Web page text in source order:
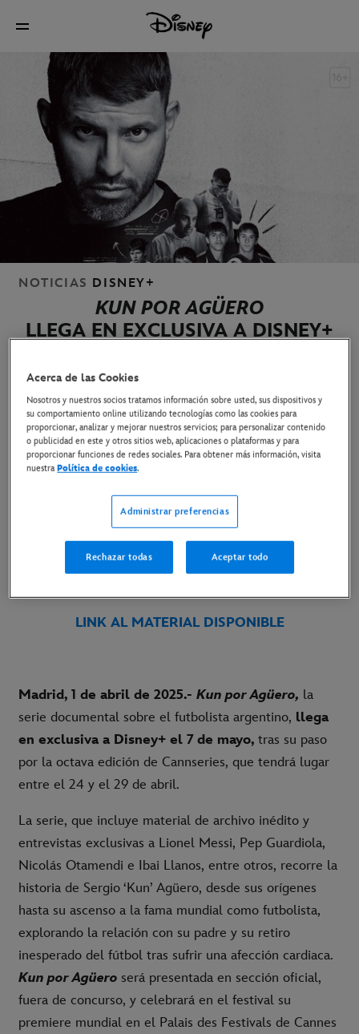
NOTICIAS DISNEY+
KUN POR AGÜERO
LLEGA EN EXCLUSIVA A DISNEY+
Copiar Artículo
y recorre la historia de Sergio 'Kun' Agüero,
tendrá su estreno mundial en Canneseries, como
parte de la sección oficial
LINK AL MATERIAL DISPONIBLE
Madrid, 1 de abril de 2025.- Kun por Agüero, la
serie documental sobre el futbolista argentino, llega
en exclusiva a Disney+ el 7 de mayo, tras su paso
por la octava edición de Cannseries, que tendrá lugar
entre el 24 y el 29 de abril.
La serie, que incluye material de archivo inédito y
entrevistas exclusivas a Lionel Messi, Pep Guardiola,
Nicolás Otamendi e Ibai Llanos, entre otros, recorre la
historia de Sergio ‘Kun’ Agüero, desde sus orígenes
hasta su ascenso a la fama mundial como futbolista,
explorando la relación con su padre y su retiro
inesperado del fútbol tras sufrir una afección cardiaca.
Kun por Agüero será presentada en sección oficial,
fuera de concurso, y celebrará en el festival su
premiere mundial en el Palais des Festivals de Cannes
Acerca de las Cookies
Nosotros y nuestros socios tratamos información sobre usted, sus dispositivos y
su comportamiento online utilizando tecnologías como las cookies para
proporcionar, analizar y mejorar nuestros servicios; para personalizar contenido
o publicidad en este y otros sitios web, aplicaciones o plataformas y para
proporcionar funciones de redes sociales. Para obtener más información, visita
nuestraPolítica de cookies.
Administrar preferencias
Rechazar todas Aceptar todo